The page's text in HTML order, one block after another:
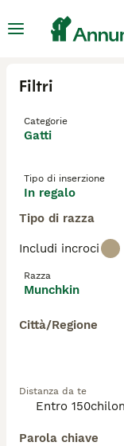
Filtri
Categorie
Gatti
Tipo di inserzione
In regalo
Tipo di razza
Includi incroci
Razza
Munchkin
Città/Regione
Distanza da te
Parola chiave